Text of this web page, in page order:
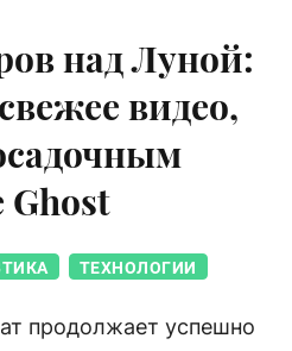
над Луной:
видео,
Ghost
ТЕХНОЛОГИИ
продолжает успешно